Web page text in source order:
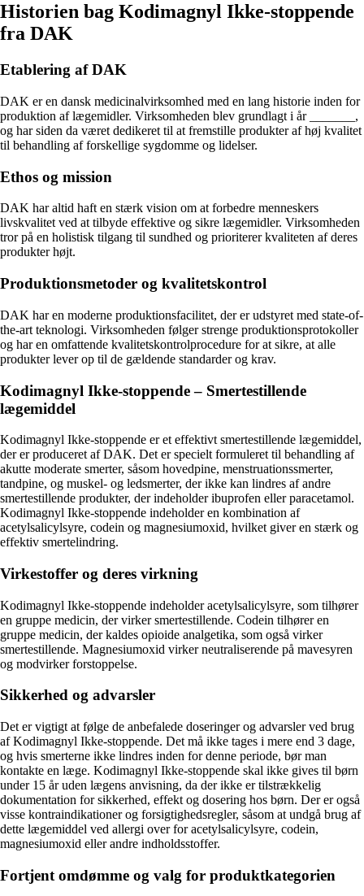
Historien bag Kodimagnyl Ikke-stoppende
fra DAK
Etablering af DAK
DAK er en dansk medicinalvirksomhed med en lang historie inden for
produktion af lægemidler. Virksomheden blev grundlagt i år _______,
og har siden da været dedikeret til at fremstille produkter af høj kvalitet
til behandling af forskellige sygdomme og lidelser.
Ethos og mission
DAK har altid haft en stærk vision om at forbedre menneskers
livskvalitet ved at tilbyde effektive og sikre lægemidler. Virksomheden
tror på en holistisk tilgang til sundhed og prioriterer kvaliteten af deres
produkter højt.
Produktionsmetoder og kvalitetskontrol
DAK har en moderne produktionsfacilitet, der er udstyret med state-of-
the-art teknologi. Virksomheden følger strenge produktionsprotokoller
og har en omfattende kvalitetskontrolprocedure for at sikre, at alle
produkter lever op til de gældende standarder og krav.
Kodimagnyl Ikke-stoppende – Smertestillende
lægemiddel
Kodimagnyl Ikke-stoppende er et effektivt smertestillende lægemiddel,
der er produceret af DAK. Det er specielt formuleret til behandling af
akutte moderate smerter, såsom hovedpine, menstruationssmerter,
tandpine, og muskel- og ledsmerter, der ikke kan lindres af andre
smertestillende produkter, der indeholder ibuprofen eller paracetamol.
Kodimagnyl Ikke-stoppende indeholder en kombination af
acetylsalicylsyre, codein og magnesiumoxid, hvilket giver en stærk og
effektiv smertelindring.
Virkestoffer og deres virkning
Kodimagnyl Ikke-stoppende indeholder acetylsalicylsyre, som tilhører
en gruppe medicin, der virker smertestillende. Codein tilhører en
gruppe medicin, der kaldes opioide analgetika, som også virker
smertestillende. Magnesiumoxid virker neutraliserende på mavesyren
og modvirker forstoppelse.
Sikkerhed og advarsler
Det er vigtigt at følge de anbefalede doseringer og advarsler ved brug
af Kodimagnyl Ikke-stoppende. Det må ikke tages i mere end 3 dage,
og hvis smerterne ikke lindres inden for denne periode, bør man
kontakte en læge. Kodimagnyl Ikke-stoppende skal ikke gives til børn
under 15 år uden lægens anvisning, da der ikke er tilstrækkelig
dokumentation for sikkerhed, effekt og dosering hos børn. Der er også
visse kontraindikationer og forsigtighedsregler, såsom at undgå brug af
dette lægemiddel ved allergi over for acetylsalicylsyre, codein,
magnesiumoxid eller andre indholdsstoffer.
Fortjent omdømme og valg for produktkategorien